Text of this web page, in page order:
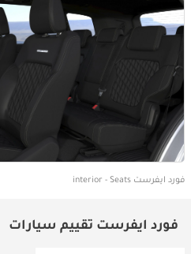
فورد ايفرست interior - Seats
فورد ايفرست تقييم سيارات